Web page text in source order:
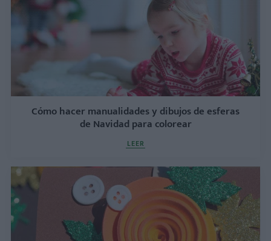
Cómo hacer manualidades y dibujos de esferas
de Navidad para colorear
LEER